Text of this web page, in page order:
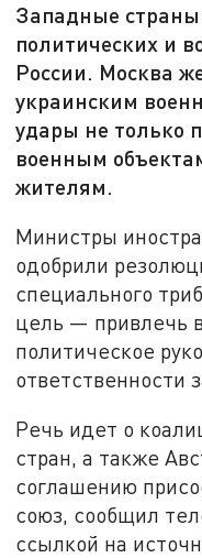
Западные страны
политических и
России. Москва
украинским
удары не только
военным
жителям.
Министры
одобрили
специального
цель — привлечь
политическое
ответственности
Речь идет о
стран, а также
соглашению
союз, сообщил
ссылкой на